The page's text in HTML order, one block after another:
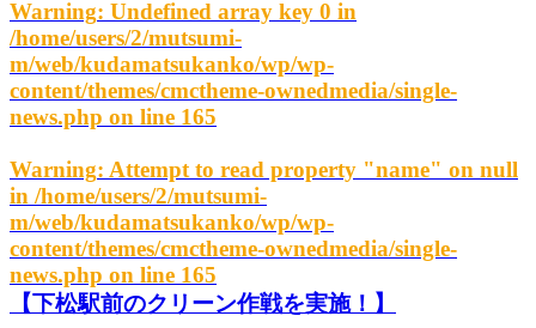
Warning: Undefined array key 0 in
/home/users/2/mutsumi-
m/web/kudamatsukanko/wp/wp-
content/themes/cmctheme-ownedmedia/single-
news.php on line 165
Warning: Attempt to read property "name" on null
in /home/users/2/mutsumi-
m/web/kudamatsukanko/wp/wp-
content/themes/cmctheme-ownedmedia/single-
news.php on line 165
【下松駅前のクリーン作戦を実施！】